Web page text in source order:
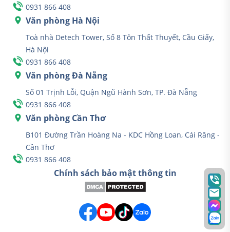
0931 866 408
Văn phòng Hà Nội
Toà nhà Detech Tower, Số 8 Tôn Thất Thuyết, Cầu Giấy,
Hà Nội
0931 866 408
Văn phòng Đà Nẵng
Số 01 Trịnh Lỗi, Quận Ngũ Hành Sơn, TP. Đà Nẵng
0931 866 408
Văn phòng Cần Thơ
B101 Đường Trần Hoàng Na - KDC Hồng Loan, Cái Răng -
Cần Thơ
0931 866 408
Chính sách bảo mật thông tin